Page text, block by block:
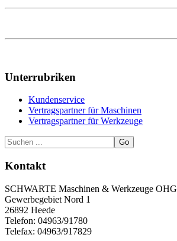
Unterrubriken
Kundenservice
Vertragspartner für Maschinen
Vertragspartner für Werkzeuge
Go
Kontakt
SCHWARTE Maschinen & Werkzeuge OHG
Gewerbegebiet Nord 1
26892 Heede
Telefon: 04963/91780
Telefax: 04963/917829